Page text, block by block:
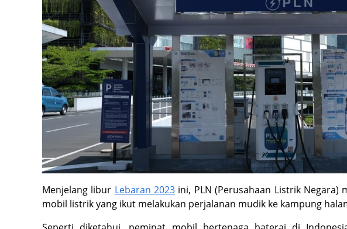
Menjelang libur Lebaran 2023 ini, PLN (Perusahaan Listrik
mobil listrik yang ikut melakukan perjalanan mudik ke kampung